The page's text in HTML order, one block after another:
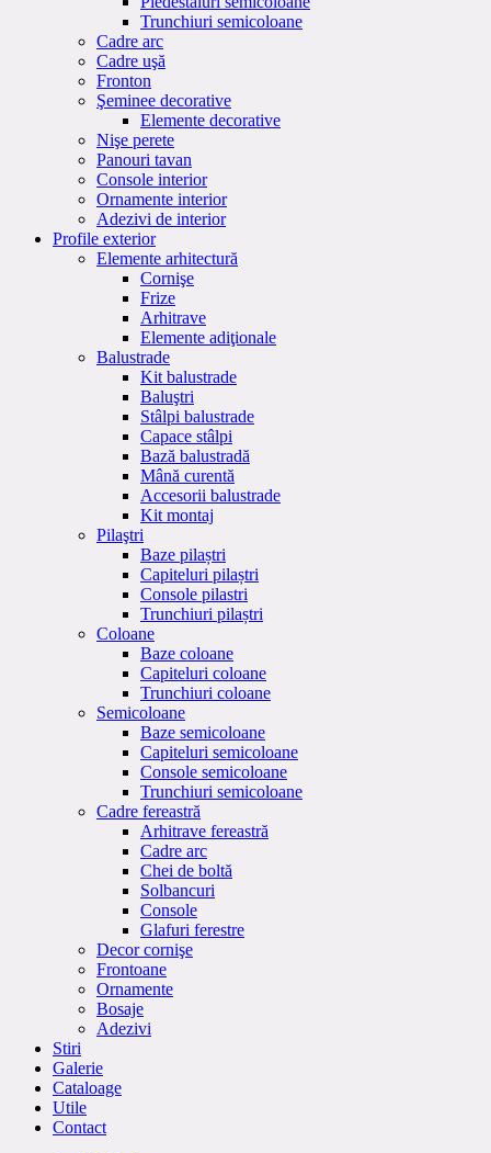
Trunchiuri semicoloane
Cadre arc
Cadre uşă
Fronton
Şeminee decorative
Elemente decorative
Nişe perete
Panouri tavan
Console interior
Ornamente interior
Adezivi de interior
Profile exterior
Elemente arhitectură
Cornişe
Frize
Arhitrave
Elemente adiţionale
Balustrade
Kit balustrade
Baluştri
Stâlpi balustrade
Capace stâlpi
Bază balustradă
Mână curentă
Accesorii balustrade
Kit montaj
Pilaştri
Baze pilaștri
Capiteluri pilaștri
Console pilastri
Trunchiuri pilaștri
Coloane
Baze coloane
Capiteluri coloane
Trunchiuri coloane
Semicoloane
Baze semicoloane
Capiteluri semicoloane
Console semicoloane
Trunchiuri semicoloane
Cadre fereastră
Arhitrave fereastră
Cadre arc
Chei de boltă
Solbancuri
Console
Glafuri ferestre
Decor cornişe
Frontoane
Ornamente
Bosaje
Adezivi
Stiri
Galerie
Cataloage
Utile
Contact